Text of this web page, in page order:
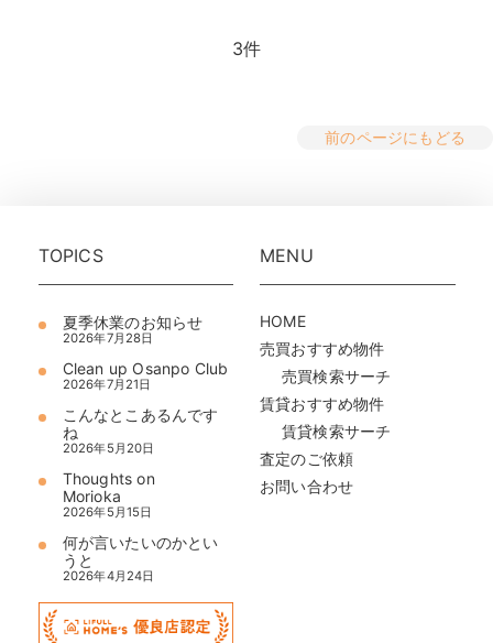
3件
前のページにもどる
TOPICS
夏季休業のお知らせ
2026年7月28日
Clean up Osanpo Club
2026年7月21日
こんなとこあるんです
ね
2026年5月20日
Thoughts on
Morioka
2026年5月15日
何が言いたいのかとい
うと
2026年4月24日
MENU
HOME
売買おすすめ物件
売買検索サーチ
賃貸おすすめ物件
賃貸検索サーチ
査定のご依頼
お問い合わせ